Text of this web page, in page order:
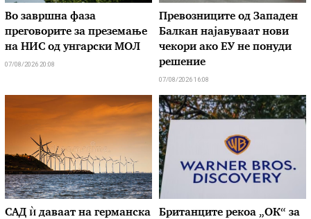
Во завршна фаза
преговорите за преземање
на НИС од унгарски МОЛ
07/08/2026 20:08
Превозниците од Западен
Балкан најавуваат нови
чекори ако ЕУ не понуди
решение
07/08/2026 16:08
САД ѝ даваат на германска
Британците рекоа „ОК“ за